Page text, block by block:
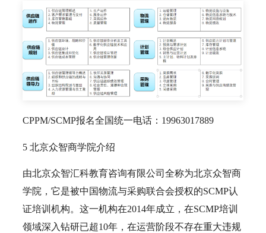
CPPM/SCMP报名全国统一电话：19963017889
5 北京众智商学院介绍
由北京众智汇科教育咨询有限公司全称为北京众智商
学院，它是被中国物流与采购联合会授权的SCMP认
证培训机构。这一机构在2014年成立，在SCMP培训
领域深入钻研已超10年，在运营阶段不存在重大违规